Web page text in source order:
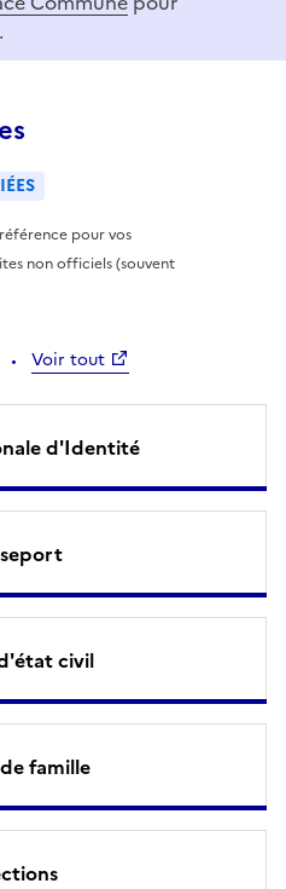
pour vos
non officiels (souvent
Voir tout
d'Identité
civil
famille